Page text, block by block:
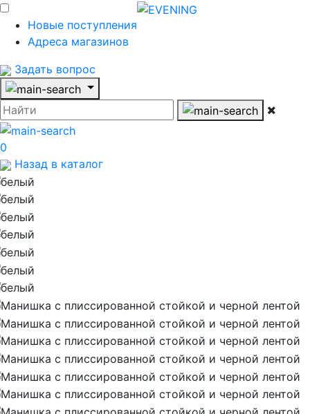
Новые поступления
Адреса магазинов
Задать вопрос
0
Назад в каталог